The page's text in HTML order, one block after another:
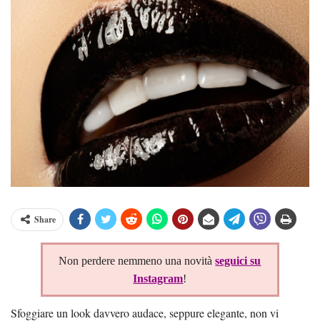
Share
Non perdere nemmeno una novitàseguici su
Instagram!
Sfoggiare un look davvero audace, seppure elegante, non vi